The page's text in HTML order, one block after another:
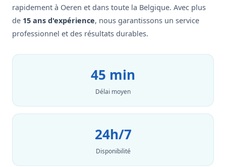
rapidement à Oeren et dans toute la Belgique. Avec plus
de 15 ans d'expérience, nous garantissons un service
professionnel et des résultats durables.
45 min
Délai moyen
24h/7
Disponibilité